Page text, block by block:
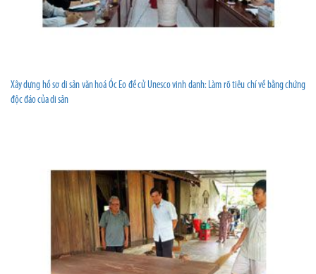
Xây dựng hồ sơ di sản văn hoá Óc Eo đề cử Unesco vinh danh: Làm rõ tiêu chí về bằng chứng
độc đáo của di sản